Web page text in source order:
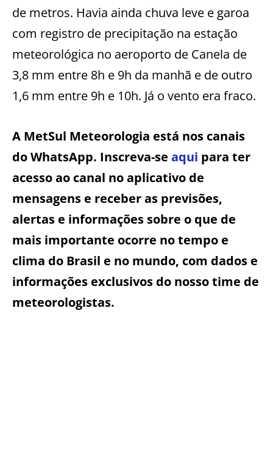
de metros. Havia ainda chuva leve e garoa
com registro de precipitação na estação
meteorológica no aeroporto de Canela de
3,8 mm entre 8h e 9h da manhã e de outro
1,6 mm entre 9h e 10h. Já o vento era fraco.
A MetSul Meteorologia está nos canais
do WhatsApp. Inscreva-se aqui para ter
acesso ao canal no aplicativo de
mensagens e receber as previsões,
alertas e informações sobre o que de
mais importante ocorre no tempo e
clima do Brasil e no mundo, com dados e
informações exclusivos do nosso time de
meteorologistas.